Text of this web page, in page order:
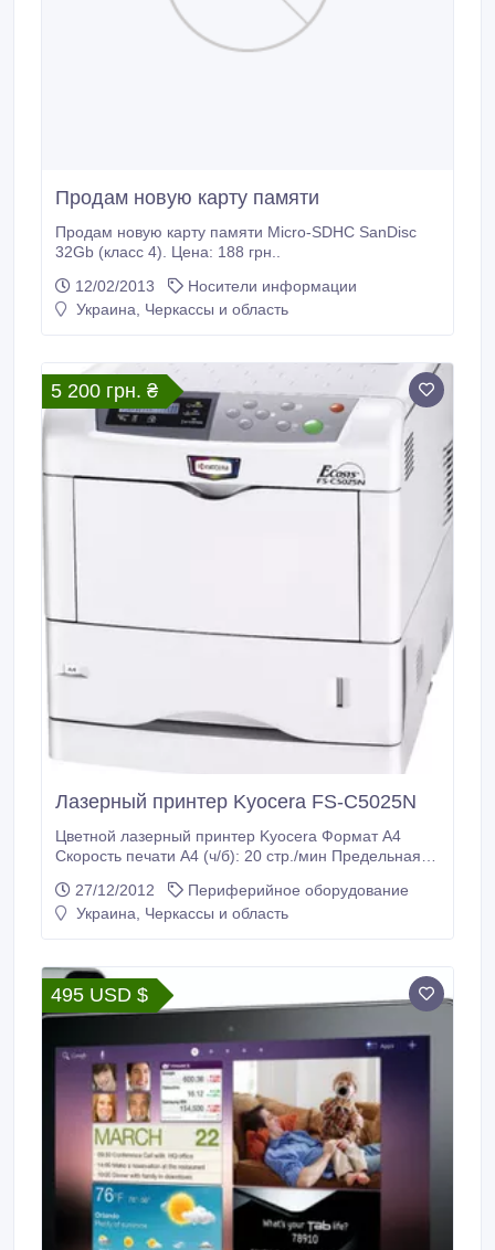
Продам новую карту памяти
Продам новую карту памяти Micro-SDHC SanDisc
32Gb (класс 4). Цена: 188 грн..
12/02/2013
Носители информации
Украина, Черкассы и область
5 200 грн. ₴
Лазерный принтер Kyocera FS-C5025N
Цветной лазерный принтер Kyocera Формат A4
Скорость печати A4 (ч/б): 20 стр./мин Предельная
Не использовался (цена в магазине 6600грн.)
Уместен торг.
27/12/2012
Периферийное оборудование
Украина, Черкассы и область
495 USD $